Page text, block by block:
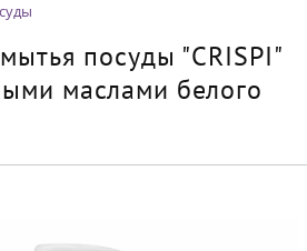
посуды "CRISPI"
маслами белого